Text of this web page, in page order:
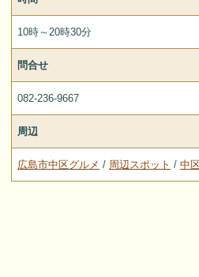
10時～20時30分
問合せ
082-236-9667
周辺
広島市中区グルメ / 周辺スポット / 中